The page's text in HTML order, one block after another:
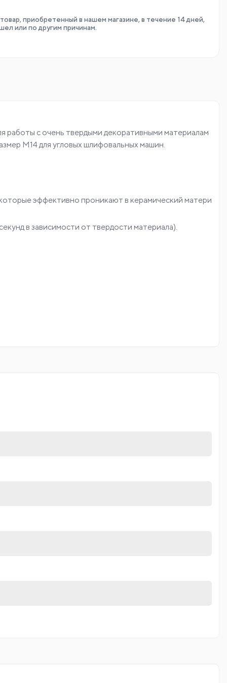
приобретенный в нашем магазине, в течение 14 дней,
или по другим причинам.
работы с очень твердыми декоративными материалам
M14 для угловых шлифовальных машин.
эффективно проникают в керамический матери
в зависимости от твердости материала).